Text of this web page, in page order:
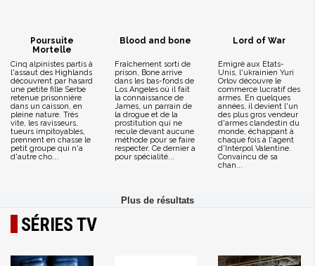
Poursuite
Mortelle
Cinq alpinistes partis à
l'assaut des Highlands
découvrent par hasard
une petite fille Serbe
retenue prisonnière
dans un caisson, en
pleine nature. Très
vite, les ravisseurs,
tueurs impitoyables,
prennent en chasse le
petit groupe qui n'a
d'autre cho...
Blood and bone
Fraîchement sorti de
prison, Bone arrive
dans les bas-fonds de
Los Angeles où il fait
la connaissance de
James, un parrain de
la drogue et de la
prostitution qui ne
recule devant aucune
méthode pour se faire
respecter. Ce dernier a
pour spécialité...
Lord of War
Emigré aux Etats-
Unis, l'ukrainien Yuri
Orlov découvre le
commerce lucratif des
armes. En quelques
années, il devient l'un
des plus gros vendeur
d'armes clandestin du
monde, échappant à
chaque fois à l'agent
d'Interpol Valentine.
Convaincu de sa
chan...
SÉRIES TV